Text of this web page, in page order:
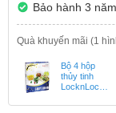
Bảo hành 3 năm
Quà khuyến mãi (1
Bộ 4 hộp
thủy tinh
LocknLock
(Hết quà